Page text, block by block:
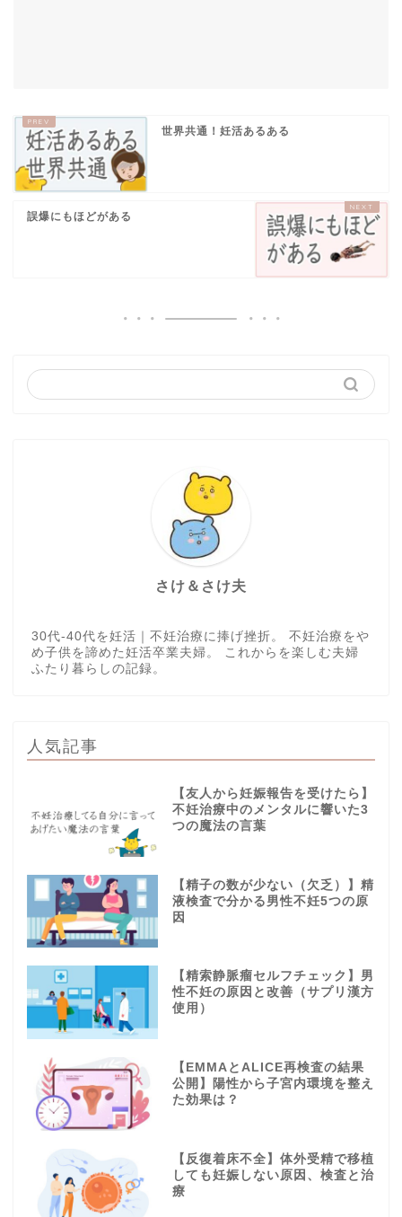
世界共通！妊活あるある
誤爆にもほどがある
さけ＆さけ夫
30代-40代を妊活｜不妊治療に捧げ挫折。 不妊治療をや
め子供を諦めた妊活卒業夫婦。 これからを楽しむ夫婦
ふたり暮らしの記録。
人気記事
【友人から妊娠報告を受けたら】
不妊治療中のメンタルに響いた3
つの魔法の言葉
【精子の数が少ない（欠乏）】精
液検査で分かる男性不妊5つの原
因
【精索静脈瘤セルフチェック】男
性不妊の原因と改善（サプリ漢方
使用）
【EMMAとALICE再検査の結果
公開】陽性から子宮内環境を整え
た効果は？
【反復着床不全】体外受精で移植
しても妊娠しない原因、検査と治
療